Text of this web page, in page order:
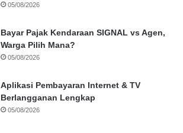
05/08/2026
Bayar Pajak Kendaraan SIGNAL vs Agen,
Warga Pilih Mana?
05/08/2026
Aplikasi Pembayaran Internet & TV
Berlangganan Lengkap
05/08/2026